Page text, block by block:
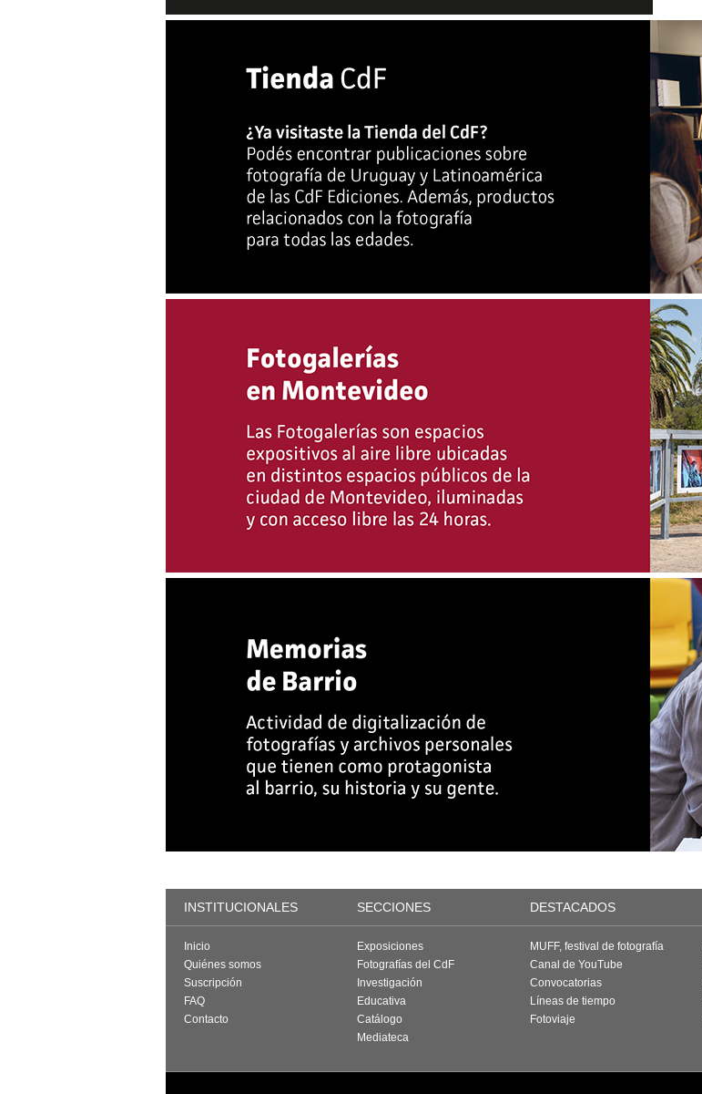
INSTITUCIONALES SECCIONES DESTACADOS
Inicio
Quiénes somos
Suscripción
FAQ
Contacto
Exposiciones
Fotografías del CdF
Investigación
Educativa
Catálogo
Mediateca
MUFF, festival de fotografía
Canal de YouTube
Convocatorias
Líneas de tiempo
Fotoviaje